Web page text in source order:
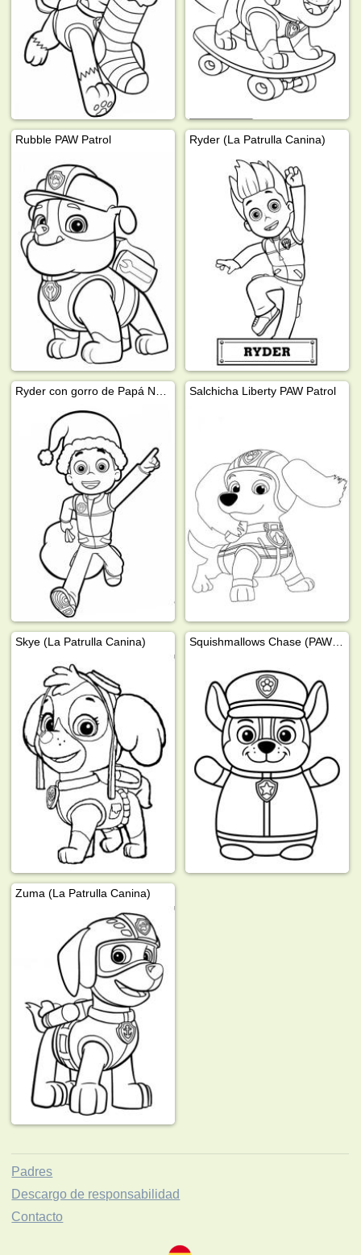
Rubble PAW Patrol Ryder (La Patrulla Canina)
Salchicha Liberty PAW Patrol
Skye (La Patrulla Canina) Squishmallows Chase (PAW Patrol)
Zuma (La Patrulla Canina)
Padres
Descargo de responsabilidad
Contacto